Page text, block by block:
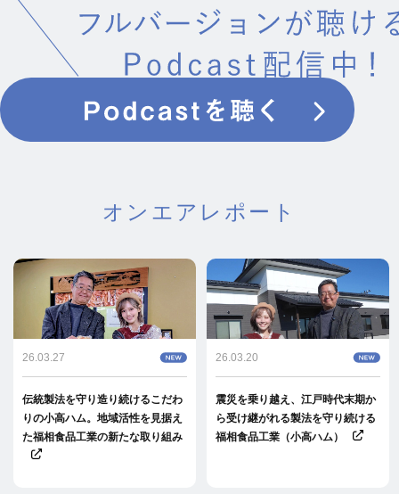
オンエアレポート
26.03.27
伝統製法を守り造り続けるこだわ
りの小高ハム。地域活性を見据え
た福相食品工業の新たな取り組み
26.03.20
震災を乗り越え、江戸時代末期か
ら受け継がれる製法を守り続ける
福相食品工業（小高ハム）